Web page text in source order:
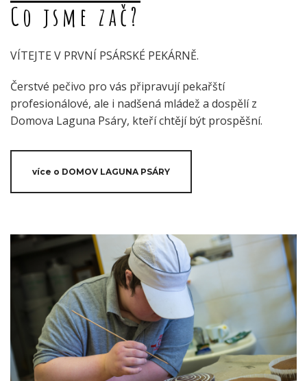
Co jsme zač?
VÍTEJTE V PRVNÍ PSÁRSKÉ PEKÁRNĚ.
Čerstvé pečivo pro vás připravují pekařští
profesionálové, ale i nadšená mládež a dospělí z
Domova Laguna Psáry, kteří chtějí být prospěšní.
více o DOMOV LAGUNA PSÁRY